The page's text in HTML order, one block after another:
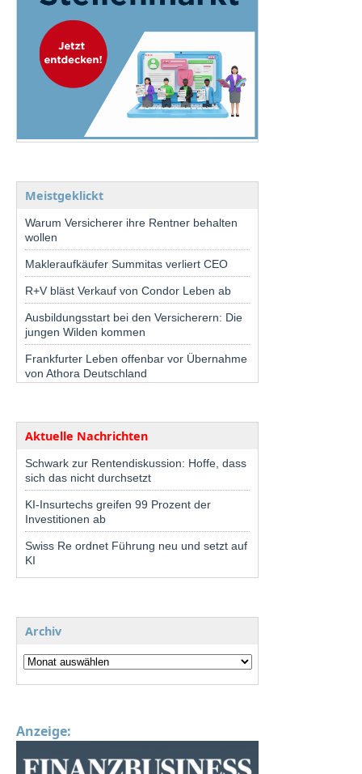
Meistgeklickt
Warum Versicherer ihre Rentner behalten
wollen
Makleraufkäufer Summitas verliert CEO
R+V bläst Verkauf von Condor Leben ab
Ausbildungsstart bei den Versicherern: Die
jungen Wilden kommen
Frankfurter Leben offenbar vor Übernahme
von Athora Deutschland
Aktuelle Nachrichten
Schwark zur Rentendiskussion: Hoffe, dass
sich das nicht durchsetzt
KI-Insurtechs greifen 99 Prozent der
Investitionen ab
Swiss Re ordnet Führung neu und setzt auf
KI
Archiv
Anzeige: